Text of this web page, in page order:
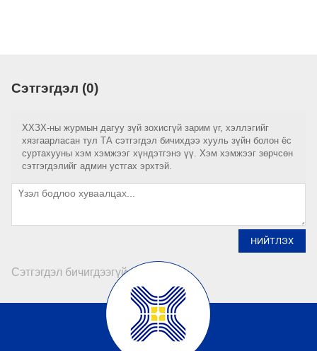
Сэтгэгдэл (0)
ХХЗХ-ны журмын дагуу зүй зохисгүй зарим үг, хэллэгийг
хязгаарласан тул ТА сэтгэгдэл бичихдээ хууль зүйн болон ёс
суртахууны хэм хэмжээг хүндэтгэнэ үү. Хэм хэмжээг зөрчсөн
сэтгэгдэлийг админ устгах эрхтэй.
НИЙТЛЭХ
Сэтгэгдэл бичигдээгүй байна